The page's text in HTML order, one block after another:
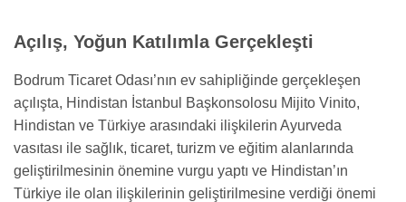
Açılış, Yoğun Katılımla Gerçekleşti
Bodrum Ticaret Odası’nın ev sahipliğinde gerçekleşen
açılışta, Hindistan İstanbul Başkonsolosu Mijito Vinito,
Hindistan ve Türkiye arasındaki ilişkilerin Ayurveda
vasıtası ile sağlık, ticaret, turizm ve eğitim alanlarında
geliştirilmesinin önemine vurgu yaptı ve Hindistan’ın
Türkiye ile olan ilişkilerinin geliştirilmesine verdiği önemi